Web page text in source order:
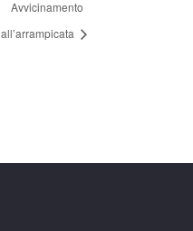
Avvicinamento
all’arrampicata